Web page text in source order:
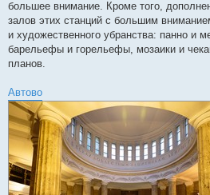
большее внимание. Кроме того,
залов этих станций с большим
и художественного убранства: панно и
барельефы и горельефы, мозаики и
планов.
Автово